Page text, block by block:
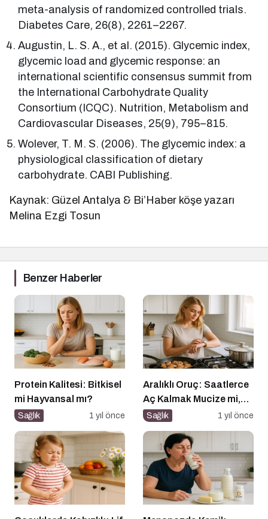
meta-analysis of randomized controlled trials.
Diabetes Care, 26(8), 2261–2267.
Augustin, L. S. A., et al. (2015). Glycemic index,
glycemic load and glycemic response: an
international scientific consensus summit from
the International Carbohydrate Quality
Consortium (ICQC). Nutrition, Metabolism and
Cardiovascular Diseases, 25(9), 795–815.
Wolever, T. M. S. (2006). The glycemic index: a
physiological classification of dietary
carbohydrate. CABI Publishing.
Kaynak: Güzel Antalya & Bi’Haber köşe yazarı
Melina Ezgi Tosun
Benzer Haberler
Protein Kalitesi: Bitkisel
mi Hayvansal mı?
Sağlık 1 yıl önce
Aralıklı Oruç: Saatlerce
Aç Kalmak Mucize mi,
Geçici Bir Trend Mi?
Sağlık 1 yıl önce